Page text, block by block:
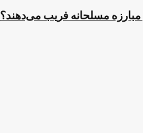
مسلحانه فریب می‌دهند؟